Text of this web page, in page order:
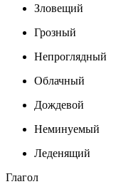
Зловещий
Грозный
Непроглядный
Облачный
Дождевой
Неминуемый
Леденящий
Глагол